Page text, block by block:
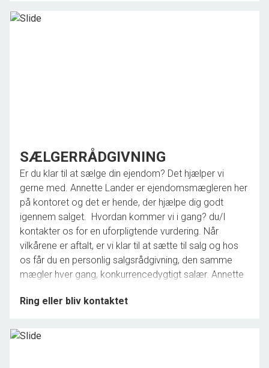
SÆLGERRÅDGIVNING
Er du klar til at sælge din ejendom? Det hjælper vi
gerne med. Annette Lander er ejendomsmægleren her
på kontoret og det er hende, der hjælpe dig godt
igennem salget. Hvordan kommer vi i gang? du/I
kontakter os for en uforpligtende vurdering. Når
vilkårene er aftalt, er vi klar til at sætte til salg og hos
os får du en personlig salgsrådgivning, den samme
mægler hver gang, konkurrencedygtigt salær. Annette
om, at du/I får rådgivning på højt plan. Vi sælger ikke
mæglersalær, der sagtens kan konkurrere.
Ring eller bliv kontaktet